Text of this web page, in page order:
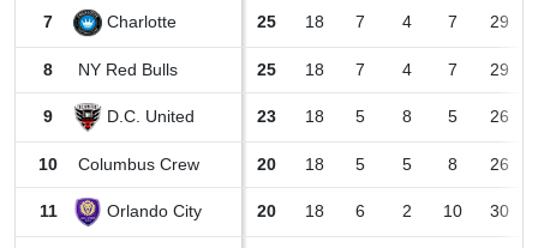
7 Charlotte 25 18 7 4 7 29
8 NY Red Bulls 25 18 7 4 7 29
9 D.C. United 23 18 5 8 5 26
10 Columbus Crew 20 18 5 5 8 26
11 Orlando City 20 18 6 2 10 30